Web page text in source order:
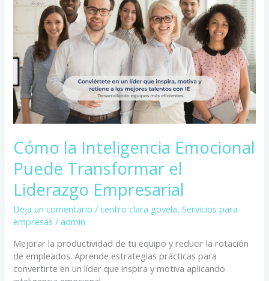
Cómo la Inteligencia Emocional
Puede Transformar el
Liderazgo Empresarial
Deja un comentario /centro clara govela,Servicios para
empresas /admin
Mejorar la productividad de tu equipo y reducir la rotación
de empleados. Aprende estrategias prácticas para
convertirte en un líder que inspira y motiva aplicando
Inteligencia
Emocional
Puede
Transformar
el
Liderazgo
Empresarial